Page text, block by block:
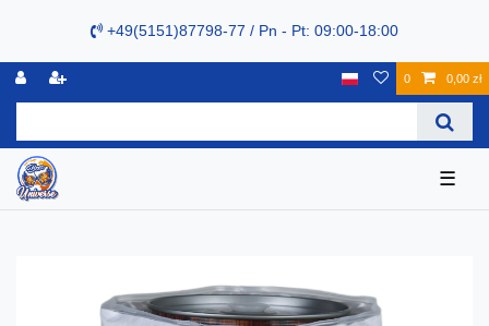
+49(5151)87798-77 / Pn - Pt: 09:00-18:00
0 0,00 zł
☰